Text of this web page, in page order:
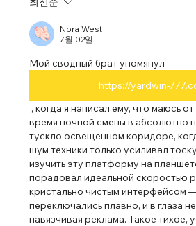
Nora West
7월 02일
Мой сводный брат упомянул
https://yardwin-
, когда я написал ему, что маюсь
время ночной смены в абсолютно
тускло освещённом коридоре,
шум техники только усиливал
изучить эту платформу на
порадовал идеальной скоростью
кристально чистым интерфейсом
переключались плавно, и в глаза
навязчивая реклама. Такое тихое,